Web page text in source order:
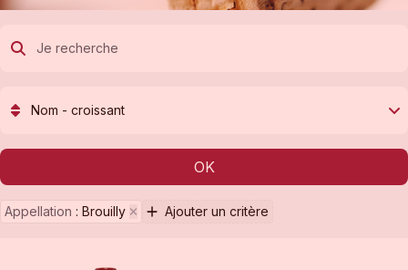
Nom - croissant
OK
Appellation : Brouilly Ajouter un critère